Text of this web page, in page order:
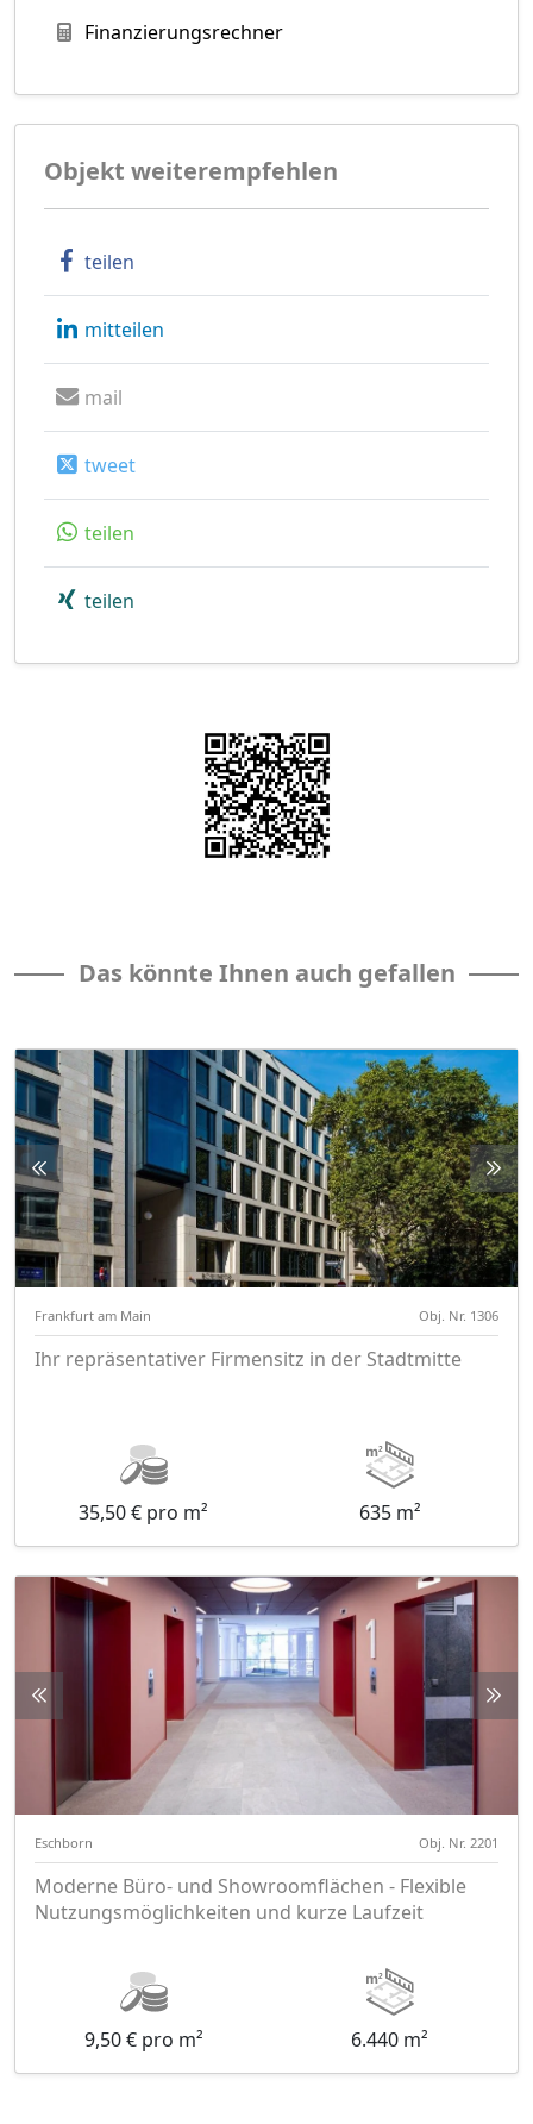
Finanzierungsrechner
Objekt weiterempfehlen
teilen
mitteilen
mail
tweet
teilen
teilen
Das könnte Ihnen auch gefallen
Frankfurt am Main Obj. Nr. 1306
Ihr repräsentativer Firmensitz in der Stadtmitte
35,50 € pro m² 635 m²
Eschborn Obj. Nr. 2201
Moderne Büro- und Showroomflächen - Flexible
Nutzungsmöglichkeiten und kurze Laufzeit
9,50 € pro m² 6.440 m²